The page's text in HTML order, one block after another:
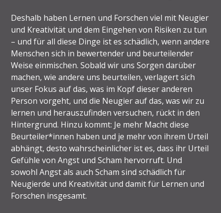
Deshalb haben Lernen und Forschen viel mit Neugier
und Kreativität und dem Eingehen von Risiken zu tun
– und für all diese Dinge ist es schädlich, wenn andere
Menschen sich in bewertender und beurteilender
Weise einmischen. Sobald wir uns Sorgen darüber
machen, wie andere uns beurteilen, verlagert sich
unser Fokus auf das, was im Kopf dieser anderen
Person vorgeht, und die Neugier auf das, was wir zu
lernen und herauszufinden versuchen, rückt in den
Hintergrund. Hinzu kommt: Je mehr Macht diese
Beurteiler*innen haben und je mehr von ihrem Urteil
abhängt, desto wahrscheinlicher ist es, dass ihr Urteil
Gefühle von Angst und Scham hervorruft. Und
sowohl Angst als auch Scham sind schädlich für
Neugierde und Kreativität und damit für Lernen und
Forschen insgesamt.